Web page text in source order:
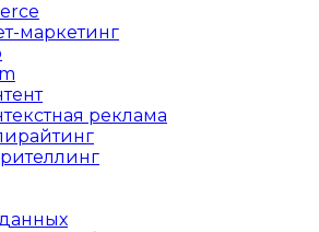
маркетинг
реклама